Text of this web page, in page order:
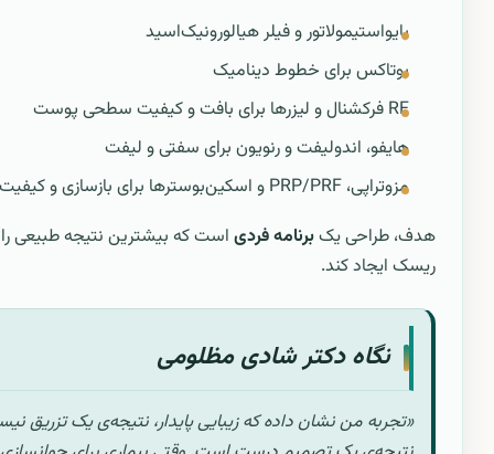
بایواستیمولاتور و فیلر هیالورونیک‌اسید
بوتاکس برای خطوط دینامیک
RF فرکشنال و لیزرها برای بافت و کیفیت سطحی پوست
هایفو، اندولیفت و رنویون برای سفتی و لیفت
مزوتراپی، PRP/PRF و اسکین‌بوسترها برای بازسازی و کیفیت پوست
هدف، طراحی یکبرنامه فردی است که بیشترین نتیجه طبیعی را
ریسک ایجاد کند.
نگاه دکتر شادی مظلومی
«تجربه من نشان داده که زیبایی پایدار، نتیجه‌ی یک تزریق